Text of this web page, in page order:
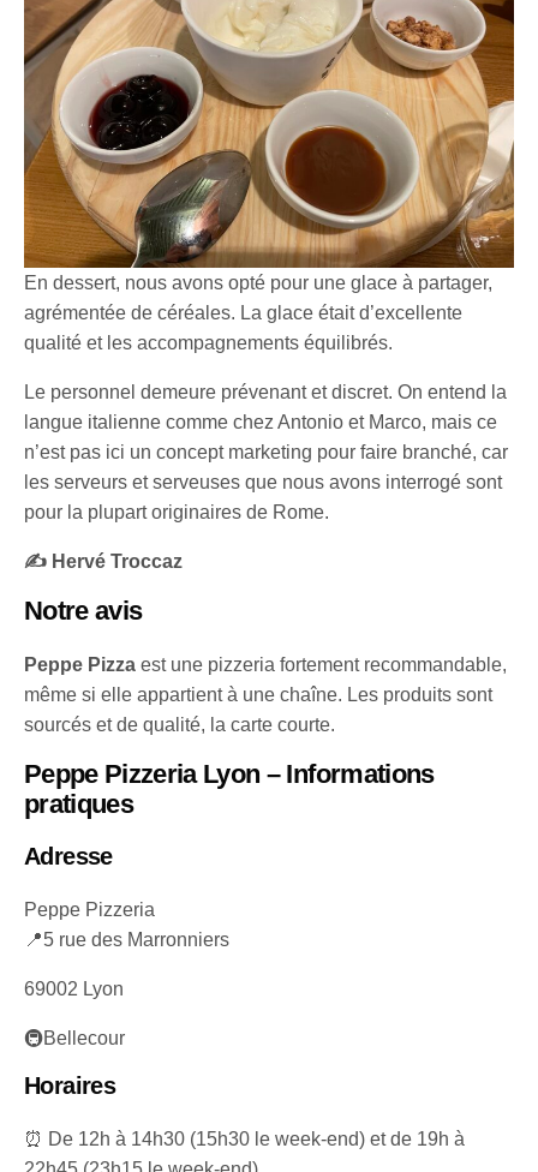
En dessert, nous avons opté pour une glace à partager,
agrémentée de céréales. La glace était d’excellente
qualité et les accompagnements équilibrés.
Le personnel demeure prévenant et discret. On entend la
langue italienne comme chez Antonio et Marco, mais ce
n’est pas ici un concept marketing pour faire branché, car
les serveurs et serveuses que nous avons interrogé sont
pour la plupart originaires de Rome.
✍️ Hervé Troccaz
Notre avis
Peppe Pizza est une pizzeria fortement recommandable,
même si elle appartient à une chaîne. Les produits sont
sourcés et de qualité, la carte courte.
Peppe PizzeriaLyon – Informations
pratiques
Adresse
Peppe Pizzeria
📍5 rue des Marronniers
69002 Lyon
🚇Bellecour
Horaires
⏰ De 12h à 14h30 (15h30 le week-end) et de 19h à